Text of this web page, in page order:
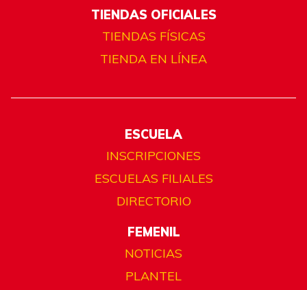
TIENDAS OFICIALES
TIENDAS FÍSICAS
TIENDA EN LÍNEA
ESCUELA
INSCRIPCIONES
ESCUELAS FILIALES
DIRECTORIO
FEMENIL
NOTICIAS
PLANTEL